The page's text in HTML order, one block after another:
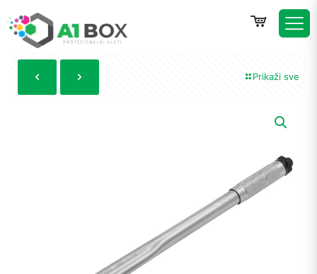
Prikaži sve